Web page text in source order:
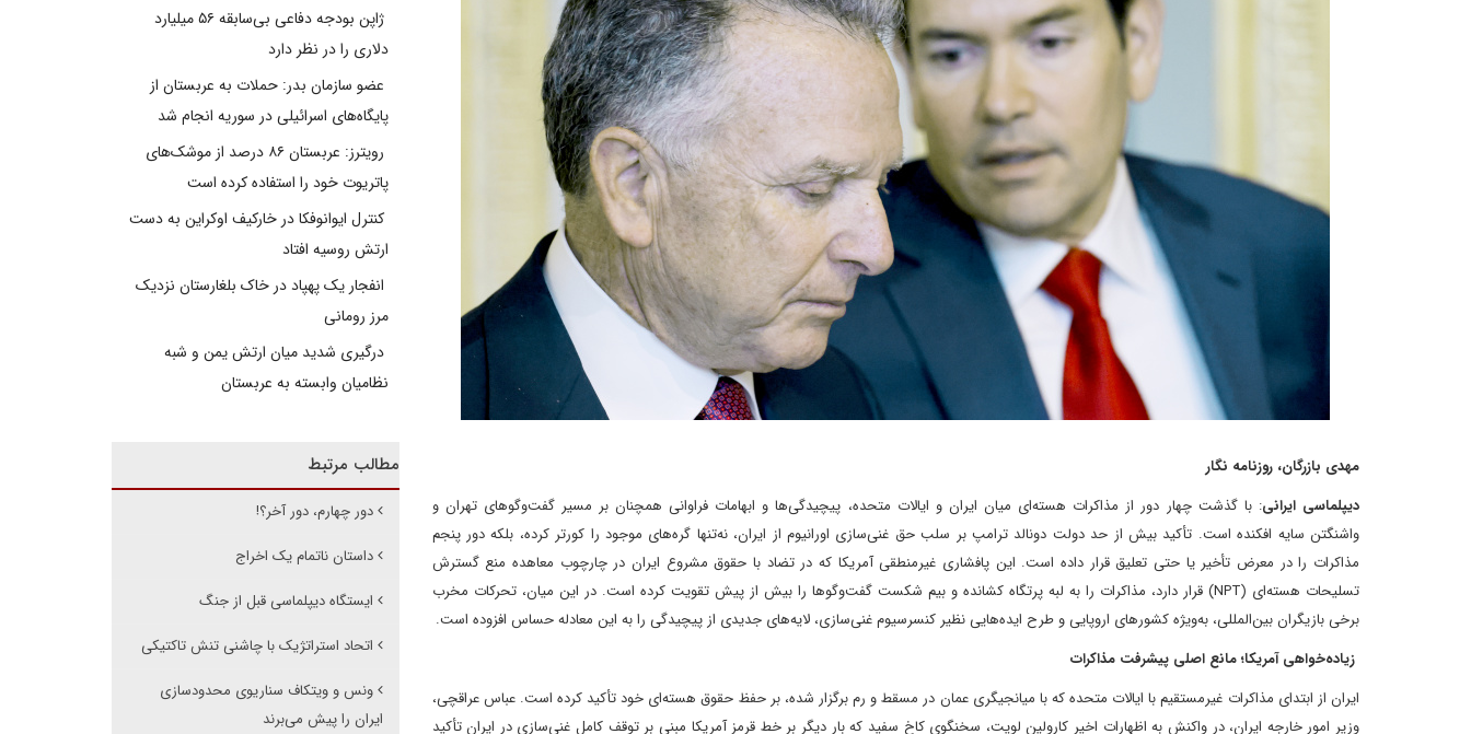
مهدی بازرگان، روزنامه نگار
دیپلماسی ایرانی: با گذشت چهار دور از مذاکرات هسته‌ای میان ایران و ایالات متحده، پیچیدگی‌ها و ابهامات فراوانی همچنان بر مسیر گفت‌وگوهای تهران و
واشنگتن سایه افکنده است. تأکید بیش از حد دولت دونالد ترامپ بر سلب حق غنی‌سازی اورانیوم از ایران، نه‌تنها گره‌های موجود را کورتر کرده، بلکه دور پنجم
مذاکرات را در معرض تأخیر یا حتی تعلیق قرار داده است. این پافشاری غیرمنطقی آمریکا که در تضاد با حقوق مشروع ایران در چارچوب معاهده منع گسترش
تسلیحات هسته‌ای (NPT) قرار دارد، مذاکرات را به لبه پرتگاه کشانده و بیم شکست گفت‌وگوها را بیش از پیش تقویت کرده است. در این میان، تحرکات مخرب
برخی بازیگران بین‌المللی، به‌ویژه کشورهای اروپایی و طرح ایده‌هایی نظیر کنسرسیوم غنی‌سازی، لایه‌های جدیدی از پیچیدگی را به این معادله حساس افزوده است.
زیاده‌خواهی آمریکا؛ مانع اصلی پیشرفت مذاکرات
ایران از ابتدای مذاکرات غیرمستقیم با ایالات متحده که با میانجیگری عمان در مسقط و رم برگزار شده، بر حفظ حقوق هسته‌ای خود تأکید کرده است. عباس عراقچی،
وزیر امور خارجه ایران، در واکنش به اظهارات اخیر کارولین لویت، سخنگوی کاخ سفید که بار دیگر بر خط قرمز آمریکا مبنی بر توقف کامل غنی‌سازی در ایران تأکید
ژاپن بودجه دفاعی بی‌سابقه ۵۶ میلیارد
دلاری را در نظر دارد
عضو سازمان بدر: حملات به عربستان از
پایگاه‌های اسرائیلی در سوریه انجام شد
رویترز: عربستان ۸۶ درصد از موشک‌های
پاتریوت خود را استفاده کرده است
کنترل ایوانوفکا در خارکیف اوکراین به دست
ارتش روسیه افتاد
انفجار یک پهپاد در خاک بلغارستان نزدیک
مرز رومانی
درگیری شدید میان ارتش یمن و شبه
نظامیان وابسته به عربستان
مطالب مرتبط
دور چهارم، دور آخر؟!
داستان ناتمام یک اخراج
ایستگاه دیپلماسی قبل از جنگ
اتحاد استراتژیک با چاشنی تنش تاکتیکی
ونس و ویتکاف سناریوی محدودسازی
ایران را پیش می‌برند